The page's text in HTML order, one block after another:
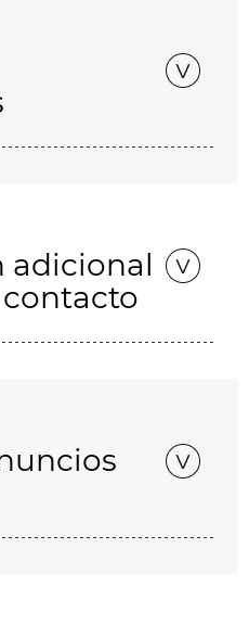
adicional